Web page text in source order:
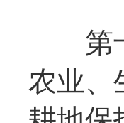
第
农业、